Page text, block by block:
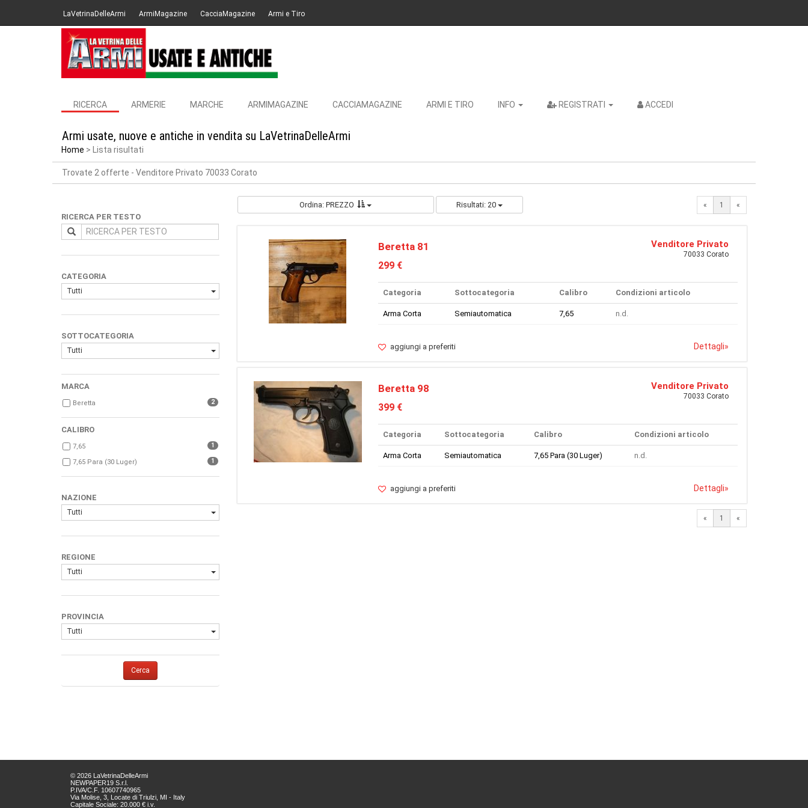
LaVetrinaDelleArmi ArmiMagazine CacciaMagazine Armi e Tiro
RICERCA ARMERIE MARCHE ARMIMAGAZINE CACCIAMAGAZINE ARMI E TIRO INFO REGISTRATI ACCEDI
Armi usate, nuove e antiche in vendita su LaVetrinaDelleArmi
Home Lista risultati
Trovate 2 offerte - Venditore Privato 70033 Corato
RICERCA PER TESTO
CATEGORIA
Tutti
SOTTOCATEGORIA
Tutti
MARCA
Beretta 2
CALIBRO
7,65 1
7,65 Para (30 Luger) 1
NAZIONE
Tutti
REGIONE
Tutti
PROVINCIA
Tutti
Cerca
Ordina: PREZZO Risultati: 20 « 1 «
Beretta 81
299 €
Venditore Privato
70033 Corato
Categoria Sottocategoria Calibro Condizioni articolo
Arma Corta Semiautomatica 7,65 n.d.
aggiungi a preferiti Dettagli»
Beretta 98
399 €
Venditore Privato
70033 Corato
Categoria Sottocategoria Calibro Condizioni articolo
Arma Corta Semiautomatica 7,65 Para (30 Luger) n.d.
aggiungi a preferiti Dettagli»
« 1 «
© 2026 LaVetrinaDelleArmi
NEWPAPER19 S.r.l.
P.IVA/C.F. 10607740965
Via Molise, 3, Locate di Triulzi, MI - Italy
Capitale Sociale: 20.000 € i.v.